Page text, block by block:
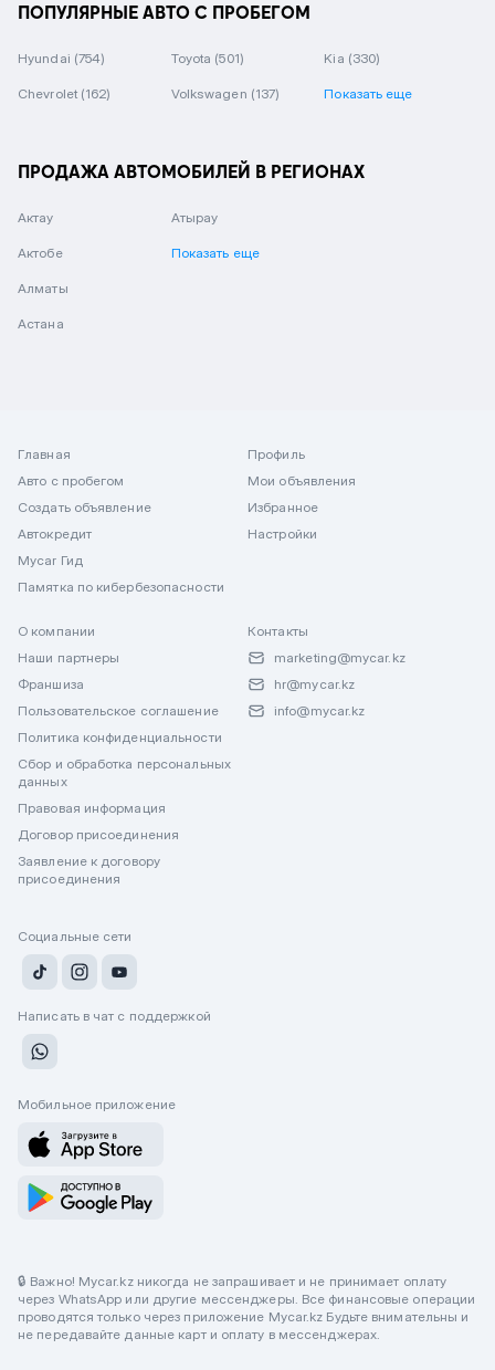
ПОПУЛЯРНЫЕ АВТО С ПРОБЕГОМ
Hyundai (754) Toyota (501) Kia (330)
Chevrolet (162) Volkswagen (137) Показать еще
ПРОДАЖА АВТОМОБИЛЕЙ В РЕГИОНАХ
Актау
Актобе
Алматы
Астана
Атырау
Показать еще
Главная
Авто с пробегом
Создать объявление
Автокредит
Mycar Гид
Памятка по кибербезопасности
Профиль
Мои объявления
Избранное
Настройки
О компании
Наши партнеры
Франшиза
Пользовательское соглашение
Политика конфиденциальности
Сбор и обработка персональных
данных
Правовая информация
Договор присоединения
Заявление к договору
присоединения
Контакты
marketing@mycar.kz
hr@mycar.kz
info@mycar.kz
Социальные сети
Написать в чат с поддержкой
Мобильное приложение
🔒 Важно! Mycar.kz никогда не запрашивает и не принимает оплату
через WhatsApp или другие мессенджеры. Все финансовые операции
проводятся только через приложение Mycar.kz Будьте внимательны и
не передавайте данные карт и оплату в мессенджерах.